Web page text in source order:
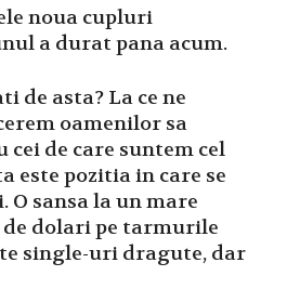
noua cupluri
a durat pana acum.
de asta? La ce ne
oamenilor sa
cei de care suntem cel
este pozitia in care se
O sansa la un mare
de dolari pe tarmurile
single-uri dragute, dar